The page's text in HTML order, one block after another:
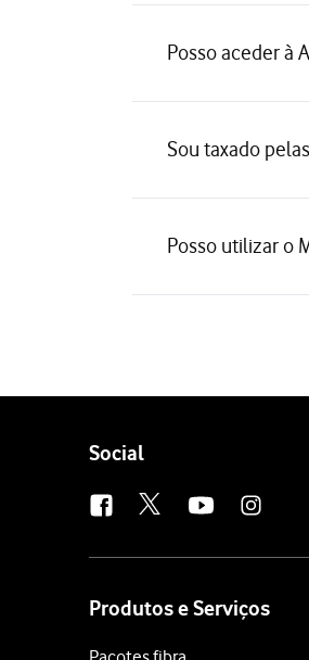
Posso aceder à
Sou taxado
Posso utilizar o
Follow
Social
Produtos e Serviços